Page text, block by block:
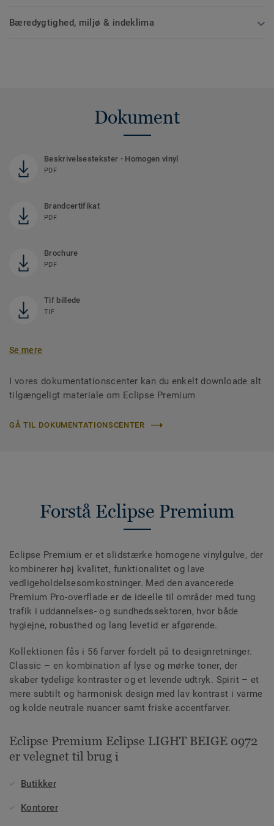
Bæredygtighed, miljø & indeklima
Dokument
Beskrivelsestekster - Homogen vinyl
PDF
Brandcertifikat
PDF
Brochure
PDF
Tif billede
TIF
Se mere
I vores dokumentationscenter kan du enkelt downloade alt
tilgængeligt materiale om Eclipse Premium
GÅ TIL DOKUMENTATIONSCENTER
Forstå Eclipse Premium
Eclipse Premium er et slidstærke homogene vinylgulve, der
kombinerer høj kvalitet, funktionalitet og lave
vedligeholdelsesomkostninger. Med den avancerede
Premium Pro-overflade er de ideelle til områder med tung
trafik i uddannelses- og sundhedssektoren, hvor både
hygiejne, robusthed og lang levetid er afgørende.
Kollektionen fås i 56 farver fordelt på to designretninger.
Classic – en kombination af lyse og mørke toner, der
skaber tydelige kontraster og et levende udtryk. Spirit – et
mere subtilt og harmonisk design med lav kontrast i varme
og kolde neutrale nuancer samt friske accentfarver.
Eclipse Premium Eclipse LIGHT BEIGE 0972
er velegnet til brug i
Butikker
Kontorer